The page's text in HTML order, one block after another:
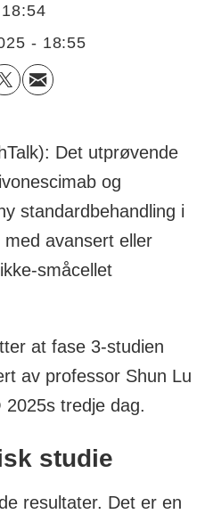
18:54
- 18:55
Det utprøvende
og
standardbehandling i
avansert eller
småcellet
at fase 3-studien
av professor Shun Lu
tredje dag.
studie
resultater. Det er en